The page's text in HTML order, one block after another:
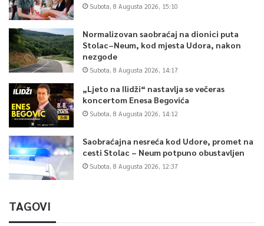
Subota, 8 Augusta 2026, 15:10
Normalizovan saobraćaj na dionici puta
Stolac–Neum, kod mjesta Udora, nakon
nezgode
Subota, 8 Augusta 2026, 14:17
„Ljeto na Ilidži“ nastavlja se večeras
koncertom Enesa Begovića
Subota, 8 Augusta 2026, 14:12
Saobraćajna nesreća kod Udore, promet na
cesti Stolac – Neum potpuno obustavljen
Subota, 8 Augusta 2026, 12:37
TAGOVI